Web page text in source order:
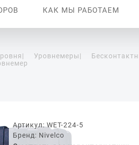
КАК МЫ РАБОТАЕМ
для
| Уровнемеры|
Артикул: WET-224-5
Бренд: Nivelco